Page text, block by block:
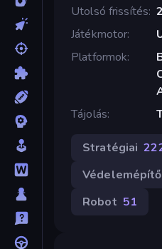
Utolsó frissítés
Játékmotor
Platformok
Tájolás
Stratégiai
Robot 51